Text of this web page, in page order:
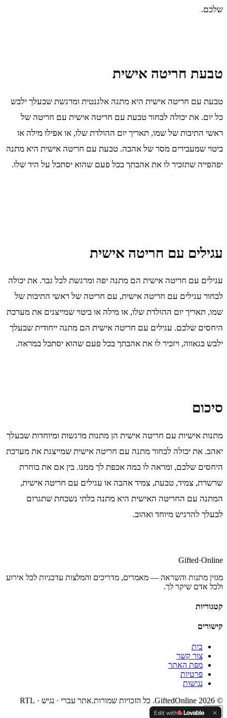
שלכם.
טבעת חריטה אישית
טבעת עם חריטה אישית היא מתנה אלגנטית ומרגשת שבעלך ילבש
כל יום. את יכולה לבחור טבעת עם חריטה אישית עם חריטה של
ראשי התיבות של שמו, תאריך יום ההולדת שלו, או אפילו מילה או
ביטוי שמעבירים מסר של אהבה. טבעת עם חריטה אישית היא מתנה
יפהפייה שתזכיר לו את אהבתך בכל פעם שהוא יסתכל על היד שלו.
עגילים עם חריטה אישית
עגילים עם חריטה אישית הם מתנה יפה ומרגשת לכל גבר. את יכולה
לבחור עגילים עם חריטה אישית, עם חריטה של ראשי התיבות של
שמו, תאריך יום ההולדת שלו, או מילה או ביטוי שמייצגים את מערכת
היחסים שלכם. עגילים עם חריטה אישית הם מתנה ייחודית שבעלך
ילבש בגאווה, ויזכיר לו את אהבתך בכל פעם שהוא יסתכל במראה.
סיכום
מתנות אישיות עם חריטה אישית הן מתנות מרגשות ומיוחדות שבעלך
יאהב. את יכולה לבחור מתנה עם חריטה אישית שמייצגת את מערכת
היחסים שלכם, ומראה לו כמה אכפת לך ממנו. בין אם את בוחרת
שרשרת, צמיד, טבעת, צמיד אהבה או עגילים עם חריטה אישית,
המתנה עם החריטה האישית היא מתנה בלתי נשכחת שתגרום
לבעלך להרגיש מיוחד ואהוב.
Gifted·Online
מגזין מתנות והשראה — מאמרים, מדריכים והמלצות עדכניות לכל אירוע
ולכל אדם שיקר לך.
קטגוריות
קישורים
בית
צור קשר
מפת האתר
פרטיות
נגישות
©
2026 אתר עברי · נגיש · RTL
Edit with